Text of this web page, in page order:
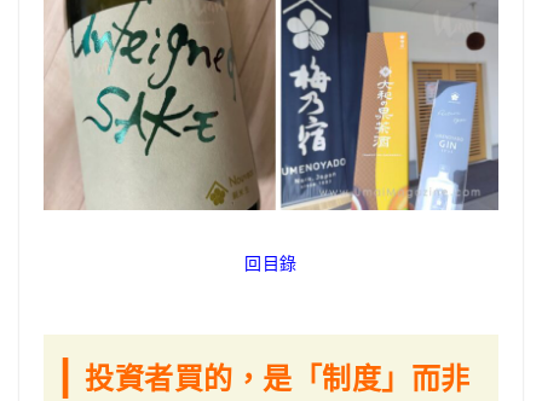
回目錄
| 投資者買的，是「制度」而非